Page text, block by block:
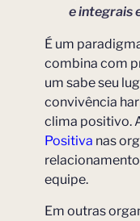
e integrais
É um
combina com
um sabe seu
convivência
clima positivo.
Positiva nas
equipe.
Em outras